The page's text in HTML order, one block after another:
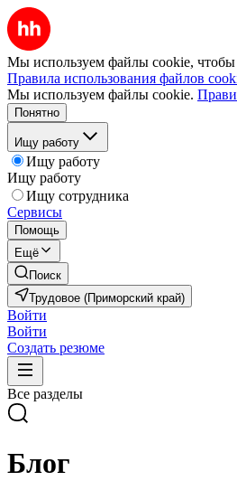
Мы используем файлы cookie, чтобы
Правила использования файлов
Мы используем файлы cookie.
Понятно
Ищу работу
Ищу работу
Ищу работу
Ищу сотрудника
Сервисы
Помощь
Ещё
Поиск
Трудовое (Приморский край)
Войти
Войти
Создать резюме
Все разделы
Блог